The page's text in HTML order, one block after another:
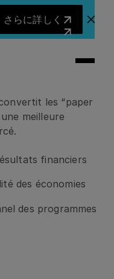
さらに詳しく
ア
:
les
en
les “paper
meilleure
financiers
des économies
des programmes